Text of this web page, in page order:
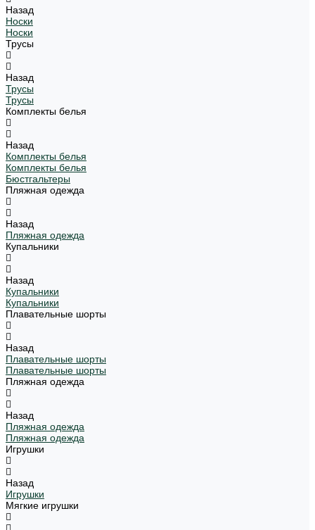
Назад
Носки
Носки
Трусы
Назад
Трусы
Трусы
Комплекты белья
Назад
Комплекты белья
Комплекты белья
Бюстгальтеры
Пляжная одежда
Назад
Пляжная одежда
Купальники
Назад
Купальники
Купальники
Плавательные шорты
Назад
Плавательные шорты
Плавательные шорты
Пляжная одежда
Назад
Пляжная одежда
Пляжная одежда
Игрушки
Назад
Игрушки
Мягкие игрушки